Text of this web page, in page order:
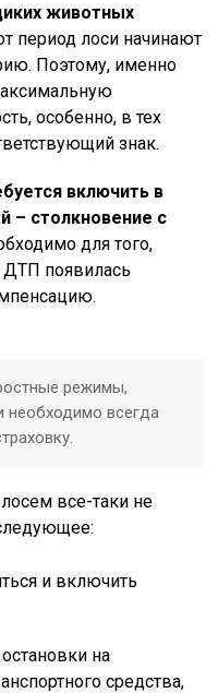
животных
период лоси начинают
Поэтому, именно
особенно, в тех
знак.
включить в
– столкновение с
для того,
появилась
режимы,
необходимо всегда
все-таки не
и включить
на
средства,